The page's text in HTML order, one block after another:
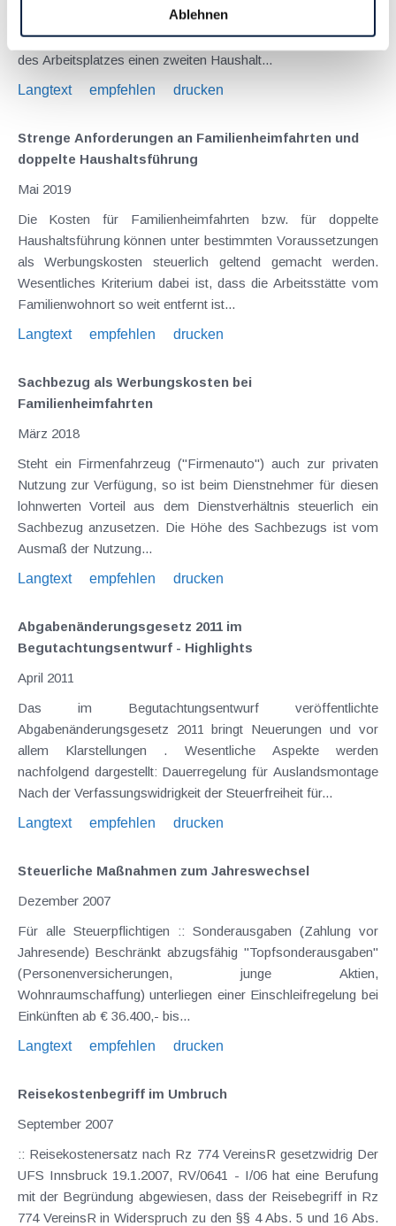
Ablehnen
Aufwendungen deshalb steuerlich irrelevant und nicht
abzugsfähig. Wer aber aus beruflichen Gründen in der Nähe
des Arbeitsplatzes einen zweiten Haushalt...
Langtext
empfehlen drucken
Strenge Anforderungen an Familienheimfahrten und
doppelte Haushaltsführung
Mai 2019
Die Kosten für Familienheimfahrten bzw. für doppelte
Haushaltsführung können unter bestimmten Voraussetzungen
als Werbungskosten steuerlich geltend gemacht werden.
Wesentliches Kriterium dabei ist, dass die Arbeitsstätte vom
Familienwohnort so weit entfernt ist...
Langtext
empfehlen drucken
Sachbezug als Werbungskosten bei
Familienheimfahrten
März 2018
Steht ein Firmenfahrzeug ("Firmenauto") auch zur privaten
Nutzung zur Verfügung, so ist beim Dienstnehmer für diesen
lohnwerten Vorteil aus dem Dienstverhältnis steuerlich ein
Sachbezug anzusetzen. Die Höhe des Sachbezugs ist vom
Ausmaß der Nutzung...
Langtext
empfehlen drucken
Abgabenänderungsgesetz 2011 im
Begutachtungsentwurf - Highlights
April 2011
Das im Begutachtungsentwurf veröffentlichte
Abgabenänderungsgesetz 2011 bringt Neuerungen und vor
allem Klarstellungen . Wesentliche Aspekte werden
nachfolgend dargestellt: Dauerregelung für Auslandsmontage
Nach der Verfassungswidrigkeit der Steuerfreiheit für...
Langtext
empfehlen drucken
Steuerliche Maßnahmen zum Jahreswechsel
Dezember 2007
Für alle Steuerpflichtigen :: Sonderausgaben (Zahlung vor
Jahresende) Beschränkt abzugsfähig "Topfsonderausgaben"
(Personenversicherungen, junge Aktien,
Wohnraumschaffung) unterliegen einer Einschleifregelung bei
Einkünften ab € 36.400,- bis...
Langtext
empfehlen drucken
Reisekostenbegriff im Umbruch
September 2007
:: Reisekostenersatz nach Rz 774 VereinsR gesetzwidrig Der
UFS Innsbruck 19.1.2007, RV/0641 - I/06 hat eine Berufung
mit der Begründung abgewiesen, dass der Reisebegriff in Rz
774 VereinsR in Widerspruch zu den §§ 4 Abs. 5 und 16 Abs.